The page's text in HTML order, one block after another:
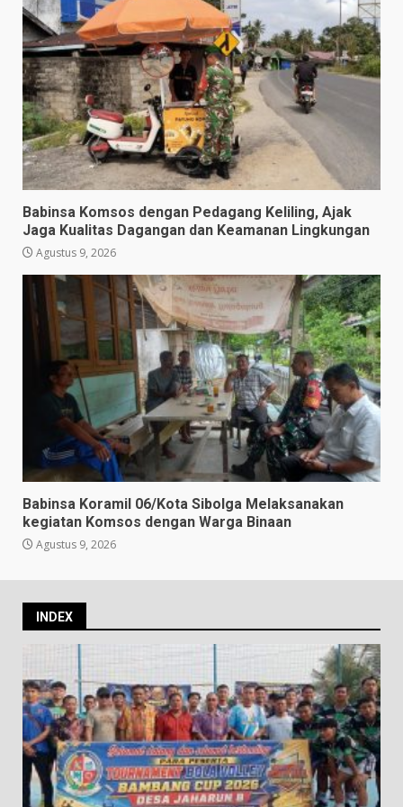
Babinsa Komsos dengan Pedagang Keliling, Ajak
Jaga Kualitas Dagangan dan Keamanan Lingkungan
Agustus 9, 2026
Babinsa Koramil 06/Kota Sibolga Melaksanakan
kegiatan Komsos dengan Warga Binaan
Agustus 9, 2026
INDEX